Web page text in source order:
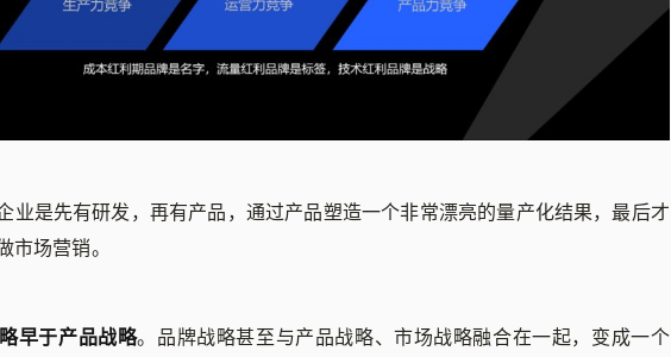
业是先有研发，再有产品，通过产品塑造一个非常漂亮的量产化结果，最后才
市场营销。
早于产品战略。品牌战略甚至与产品战略、市场战略融合在一起，变成一个